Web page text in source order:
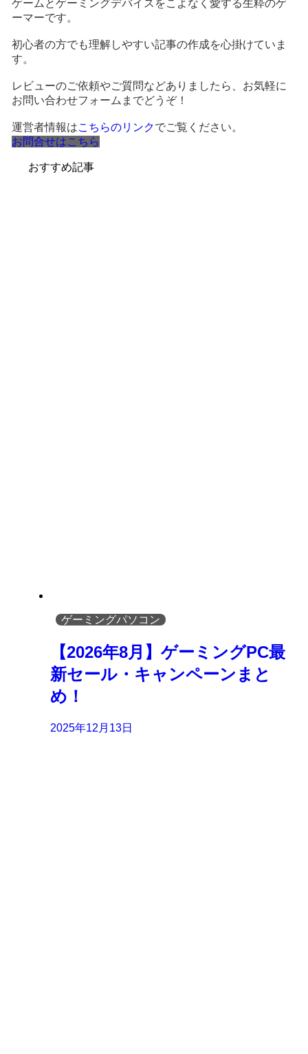
ゲームとゲーミングデバイスをこよなく愛する生粋のゲ
ーマーです。
初心者の方でも理解しやすい記事の作成を心掛けていま
す。
レビューのご依頼やご質問などありましたら、お気軽に
お問い合わせフォームまでどうぞ！
運営者情報はこちらのリンクでご覧ください。
お問合せはこちら
おすすめ記事
ゲーミングパソコン
【2026年8月】ゲーミングPC最
新セール・キャンペーンまと
め！
2025年12月13日